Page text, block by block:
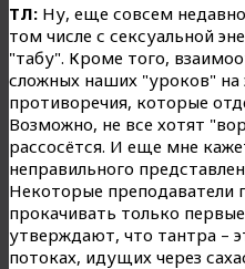
ТЛ: Ну, еще совсем
том числе с сексуальной
"табу". Кроме того,
сложных наших "уроков" на
противоречия, которые
Возможно, не все хотят
рассосётся. И еще мне
неправильного
Некоторые преподаватели
прокачивать только
утверждают, что тантра –
потоках, идущих через